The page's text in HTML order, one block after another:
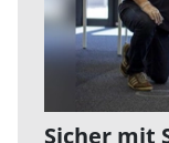
Sicher mit